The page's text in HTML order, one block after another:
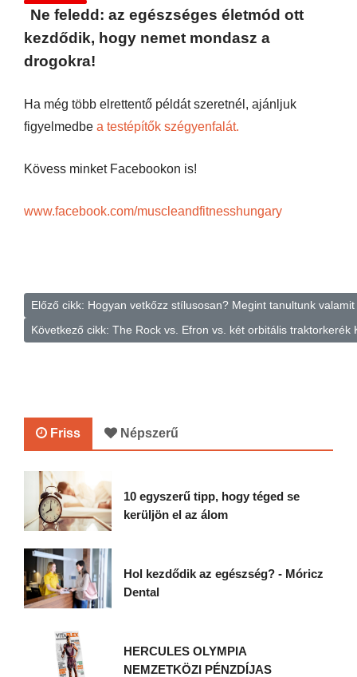
Ne feledd: az egészséges életmód ott
kezdődik, hogy nemet mondasz a
drogokra!
Ha még több elrettentő példát szeretnél, ajánljuk
figyelmedbe a testépítők szégyenfalát.
Kövess minket Facebookon is!
www.facebook.com/muscleandfitnesshungary
Előző cikk: Hogyan vetkőzz stílusosan? Megint tanultunk
Következő cikk: The Rock vs. Efron vs. két orbitális traktorkerék
Friss Népszerű
10 egyszerű tipp, hogy téged se
kerüljön el az álom
Hol kezdődik az egészség? - Móricz
Dental
HERCULES OLYMPIA
NEMZETKÖZI PÉNZDÍJAS